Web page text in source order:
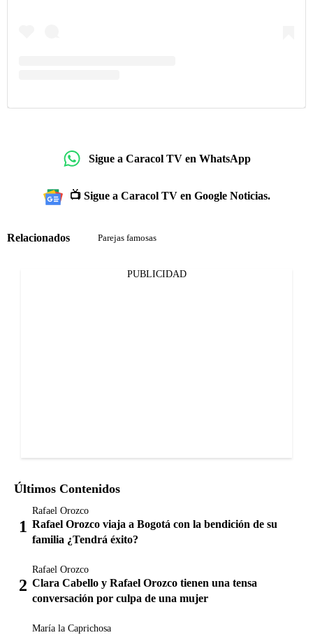
Sigue a Caracol TV en WhatsApp
📺 Sigue a Caracol TV en Google Noticias.
Relacionados Parejas famosas
PUBLICIDAD
Últimos Contenidos
Rafael Orozco
Rafael Orozco viaja a Bogotá con la bendición de su
familia ¿Tendrá éxito?
Rafael Orozco
Clara Cabello y Rafael Orozco tienen una tensa
conversación por culpa de una mujer
María la Caprichosa